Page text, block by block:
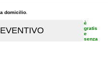
domicilio
è
gratis
e
senza